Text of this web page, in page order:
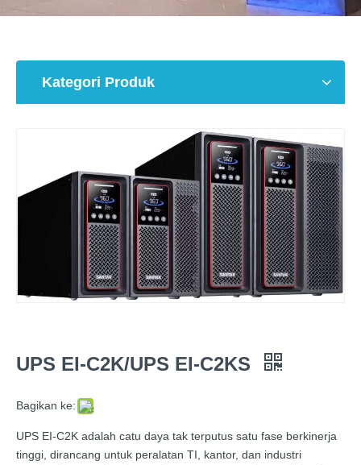
Kategori Produk
UPS EI-C2K/UPS EI-C2KS
Bagikan ke:
UPS EI-C2K adalah catu daya tak terputus satu fase berkinerja
tinggi, dirancang untuk peralatan TI, kantor, dan industri